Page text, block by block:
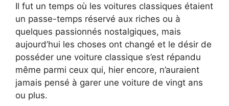
Il fut un temps où les voitures classiques étaient
un passe-temps réservé aux riches ou à
quelques passionnés nostalgiques, mais
aujourd’hui les choses ont changé et le désir de
posséder une voiture classique s’est répandu
même parmi ceux qui, hier encore, n’auraient
jamais pensé à garer une voiture de vingt ans
ou plus.